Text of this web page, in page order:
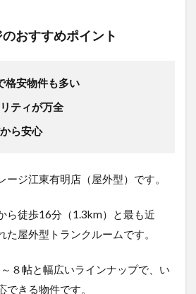
おすすめポイント
格安物件も多い
ティが万全
ら安心
ージ江東有明店（屋外型）です。
ら徒歩16分（1.3km）と最も近
た屋外型トランクルームです。
８帖と幅広いラインナップで、い
きる物件です。